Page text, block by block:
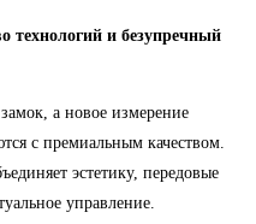
технологий и безупречный
а новое измерение
с премиальным качеством.
эстетику, передовые
управление.